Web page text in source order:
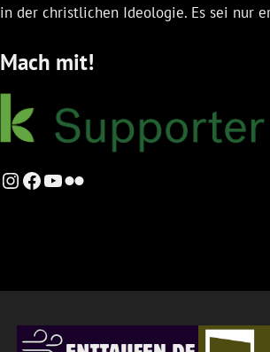
in der christlichen Ideologie. Es sei nur
Mach mit!
Instagram
Facebook
YouTube
Flickr